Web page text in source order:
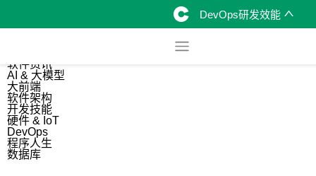
DevOps研发效能
软件资讯
AI & 大模型
大前端
软件架构
开发技能
硬件 & IoT
DevOps
程序人生
数据库